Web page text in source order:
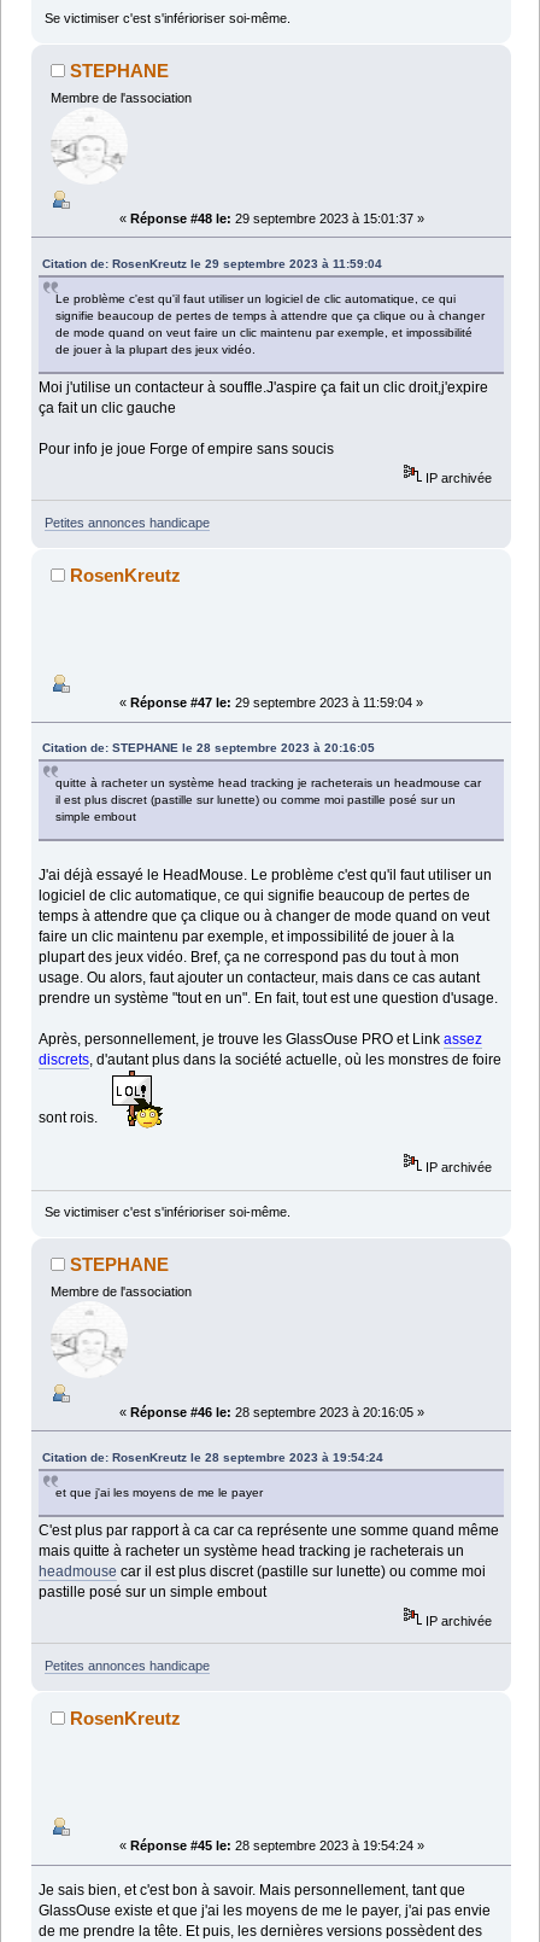
Se victimiser c'est s'inférioriser soi-même.
STEPHANE
Membre de l'association
« Réponse #48 le: 29 septembre 2023 à 15:01:37 »
Citation de: RosenKreutz le 29 septembre 2023 à 11:59:04
Le problème c'est qu'il faut utiliser un logiciel de clic automatique, ce qui
signifie beaucoup de pertes de temps à attendre que ça clique ou à changer
de mode quand on veut faire un clic maintenu par exemple, et impossibilité
de jouer à la plupart des jeux vidéo.
Moi j'utilise un contacteur à souffle.J'aspire ça fait un clic droit,j'expire
ça fait un clic gauche
Pour info je joue Forge of empire sans soucis
IP archivée
Petites annonces handicape
RosenKreutz
« Réponse #47 le: 29 septembre 2023 à 11:59:04 »
Citation de: STEPHANE le 28 septembre 2023 à 20:16:05
quitte à racheter un système head tracking je racheterais un headmouse car
il est plus discret (pastille sur lunette) ou comme moi pastille posé sur un
simple embout
J'ai déjà essayé le HeadMouse. Le problème c'est qu'il faut utiliser un
logiciel de clic automatique, ce qui signifie beaucoup de pertes de
temps à attendre que ça clique ou à changer de mode quand on veut
faire un clic maintenu par exemple, et impossibilité de jouer à la
plupart des jeux vidéo. Bref, ça ne correspond pas du tout à mon
usage. Ou alors, faut ajouter un contacteur, mais dans ce cas autant
prendre un système "tout en un". En fait, tout est une question d'usage.
Après, personnellement, je trouve les GlassOuse PRO et Linkassez
discrets, d'autant plus dans la société actuelle, où les monstres de foire
sont rois.
IP archivée
Se victimiser c'est s'inférioriser soi-même.
STEPHANE
Membre de l'association
« Réponse #46 le: 28 septembre 2023 à 20:16:05 »
Citation de: RosenKreutz le 28 septembre 2023 à 19:54:24
et que j'ai les moyens de me le payer
C'est plus par rapport à ca car ca représente une somme quand même
mais quitte à racheter un système head tracking je racheterais un
headmouse car il est plus discret (pastille sur lunette) ou comme moi
pastille posé sur un simple embout
IP archivée
Petites annonces handicape
RosenKreutz
« Réponse #45 le: 28 septembre 2023 à 19:54:24 »
Je sais bien, et c'est bon à savoir. Mais personnellement, tant que
GlassOuse existe et que j'ai les moyens de me le payer, j'ai pas envie
de me prendre la tête. Et puis, les dernières versions possèdent des